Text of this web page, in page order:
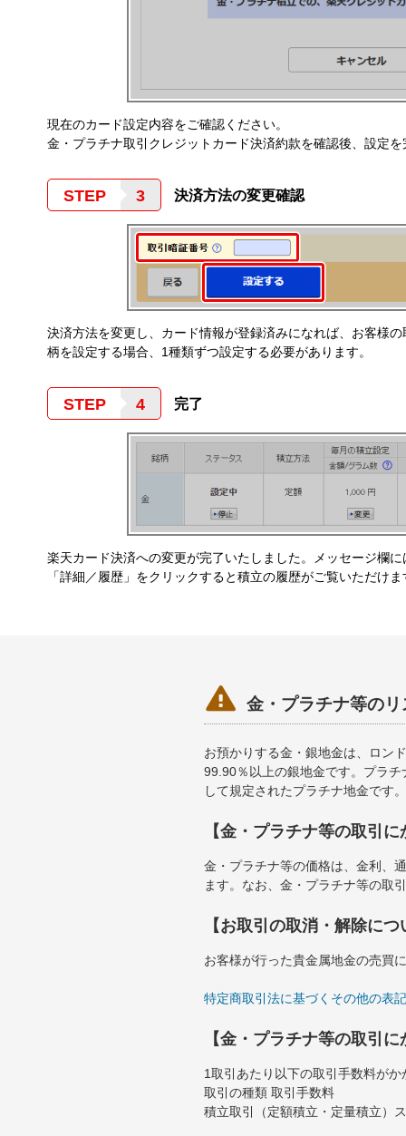
現在のカード設定内容をご確認ください。
金・プラチナ取引クレジットカード決済約款を確認後、設定
STEP 決済方法の変更確認
決済方法を変更し、カード情報が登録済みになれば、お客様
柄を設定する場合、1種類ずつ設定する必要があります。
STEP 完了
楽天カード決済への変更が完了いたしました。メッセージ欄
「詳細／履歴」をクリックすると積立の履歴がご覧いただけま
 金・プラチナ等の
お預かりする金・銀地金は、ロン
99.90％以上の銀地金です。プラ
して規定されたプラチナ地金です。
【金・プラチナ等の取引
金・プラチナ等の価格は、金利、
ます。なお、金・プラチナ等の取
【お取引の取消・解除につ
お客様が行った貴金属地金の売買
特定商取引法に基づくその他の表
【金・プラチナ等の取引
1取引あたり以下の取引手数料がか
取引の種類 取引手数料
積立取引（定額積立・定量積立）